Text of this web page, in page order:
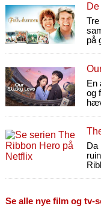
på
En
og
Da
Se alle nye film og tv-